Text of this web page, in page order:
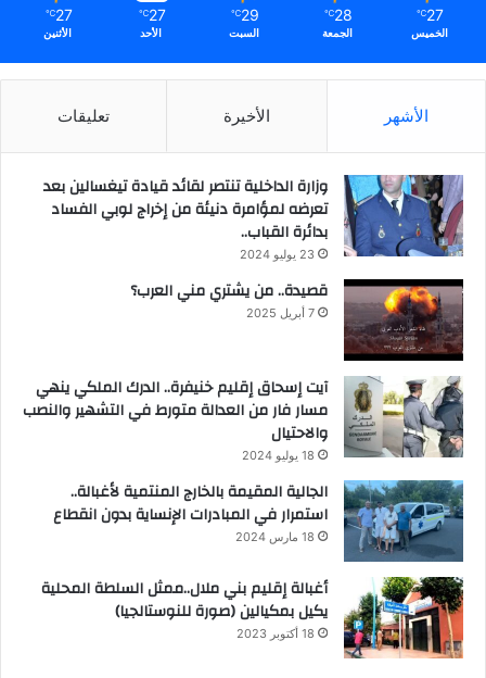
27
℃
الخميس
28
℃
الجمعة
29
℃
السبت
27
℃
الأحد
27
℃
الأثنين
الأشهر الأخيرة تعليقات
وزارة الداخلية تنتصر لقائد قيادة تيغسالين بعد
تعرضه لمؤامرة دنيئة من إخراج لوبي الفساد
بدائرة القباب..
23 يوليو 2024
قصيدة.. من يشتري مني العرب؟
7 أبريل 2025
آيت إسحاق إقليم خنيفرة.. الدرك الملكي ينهي
مسار فار من العدالة متورط في التشهير والنصب
والاحتيال
18 يوليو 2024
الجالية المقيمة بالخارج المنتمية لأغبالة..
استمرار في المبادرات الإنساية بدون انقطاع
18 مارس 2024
أغبالة إقليم بني ملال..ممثل السلطة المحلية
يكيل بمكيالين (صورة للنوستالجيا)
18 أكتوبر 2023